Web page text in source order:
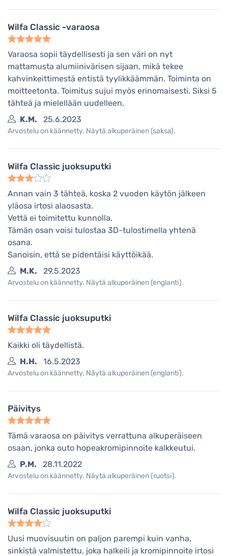
Wilfa Classic -varaosa
Varaosa sopii täydellisesti ja sen väri on nyt
mattamusta alumiinivärisen sijaan, mikä tekee
kahvinkeittimestä entistä tyylikkäämmän. Toiminta on
moitteetonta. Toimitus sujui myös erinomaisesti. Siksi 5
tähteä ja mielellään uudelleen.
K.M.
25.6.2023
Arvostelu on käännetty. Näytä alkuperäinen (saksa).
Wilfa Classic juoksuputki
Annan vain 3 tähteä, koska 2 vuoden käytön jälkeen
yläosa irtosi alaosasta.
Vettä ei toimitettu kunnolla.
Tämän osan voisi tulostaa 3D-tulostimella yhtenä
osana.
Sanoisin, että se pidentäisi käyttöikää.
M.K.
29.5.2023
Arvostelu on käännetty. Näytä alkuperäinen (englanti).
Wilfa Classic juoksuputki
Kaikki oli täydellistä.
H.H.
16.5.2023
Arvostelu on käännetty. Näytä alkuperäinen (englanti).
Päivitys
Tämä varaosa on päivitys verrattuna alkuperäiseen
osaan, jonka outo hopeakromipinnoite kalkkeutui.
P.M.
28.11.2022
Arvostelu on käännetty. Näytä alkuperäinen (ruotsi).
Wilfa Classic juoksuputki
Uusi muovisuutin on paljon parempi kuin vanha,
sinkistä valmistettu, joka halkeili ja kromipinnoite irtosi